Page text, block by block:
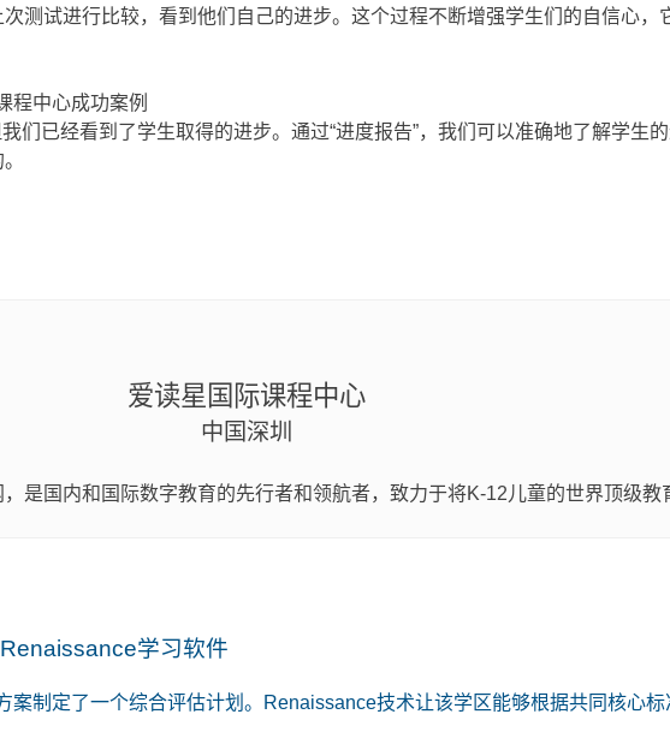
测试进行比较，看到他们自己的进步。这个过程不断增强学生们的自信心，
们已经看到了学生取得的进步。通过“进度报告”，我们可以准确地了解学生
爱读星国际课程中心
中国深圳
是国内和国际数字教育的先行者和领航者，致力于将K-12儿童的世界顶级教
学习软件
制定了一个综合评估计划。Renaissance技术让该学区能够根据共同核心